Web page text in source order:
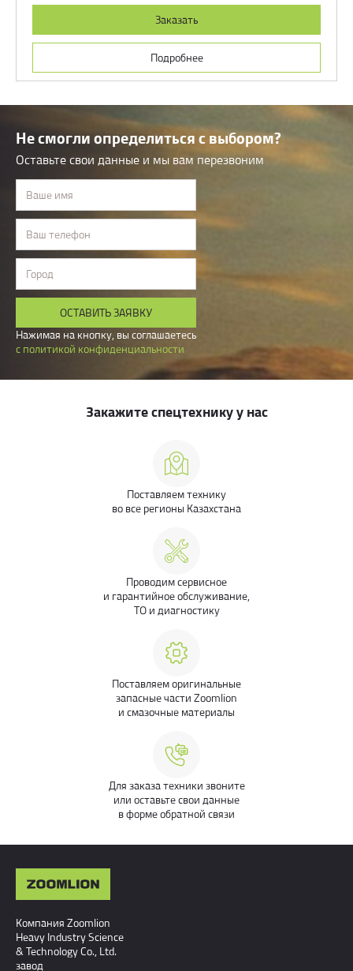
Заказать
Подробнее
Не смогли определиться с выбором?
Оставьте свои данные и мы вам перезвоним
Ваше имя
Ваш телефон
Город
ОСТАВИТЬ ЗАЯВКУ
Нажимая на кнопку, вы соглашаетесь
с политикой конфиденциальности
Закажите спецтехнику у нас
Поставляем технику
во все регионы Казахстана
Проводим сервисное
и гарантийное обслуживание,
ТО и диагностику
Поставляем оригинальные
запасные части Zoomlion
и смазочные материалы
Для заказа техники звоните
или оставьте свои данные
в форме обратной связи
Компания Zoomlion
Heavy Industry Science
& Technology Co., Ltd.
завод